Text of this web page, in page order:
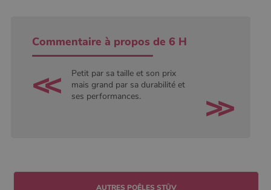
Commentaire à propos de 6 H
Petit par sa taille et son prix
mais grand par sa durabilité et
ses performances.
AUTRES POÊLES STÛV